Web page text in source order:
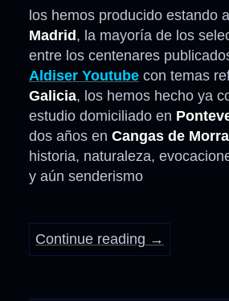
los hemos producido estando
Madrid, la mayoría de los
entre los centenares
Aldiser Youtube con temas
Galicia, los hemos hecho ya
estudio domiciliado en
dos años en Cangas de
historia, naturaleza,
y aún senderismo
Continue reading →